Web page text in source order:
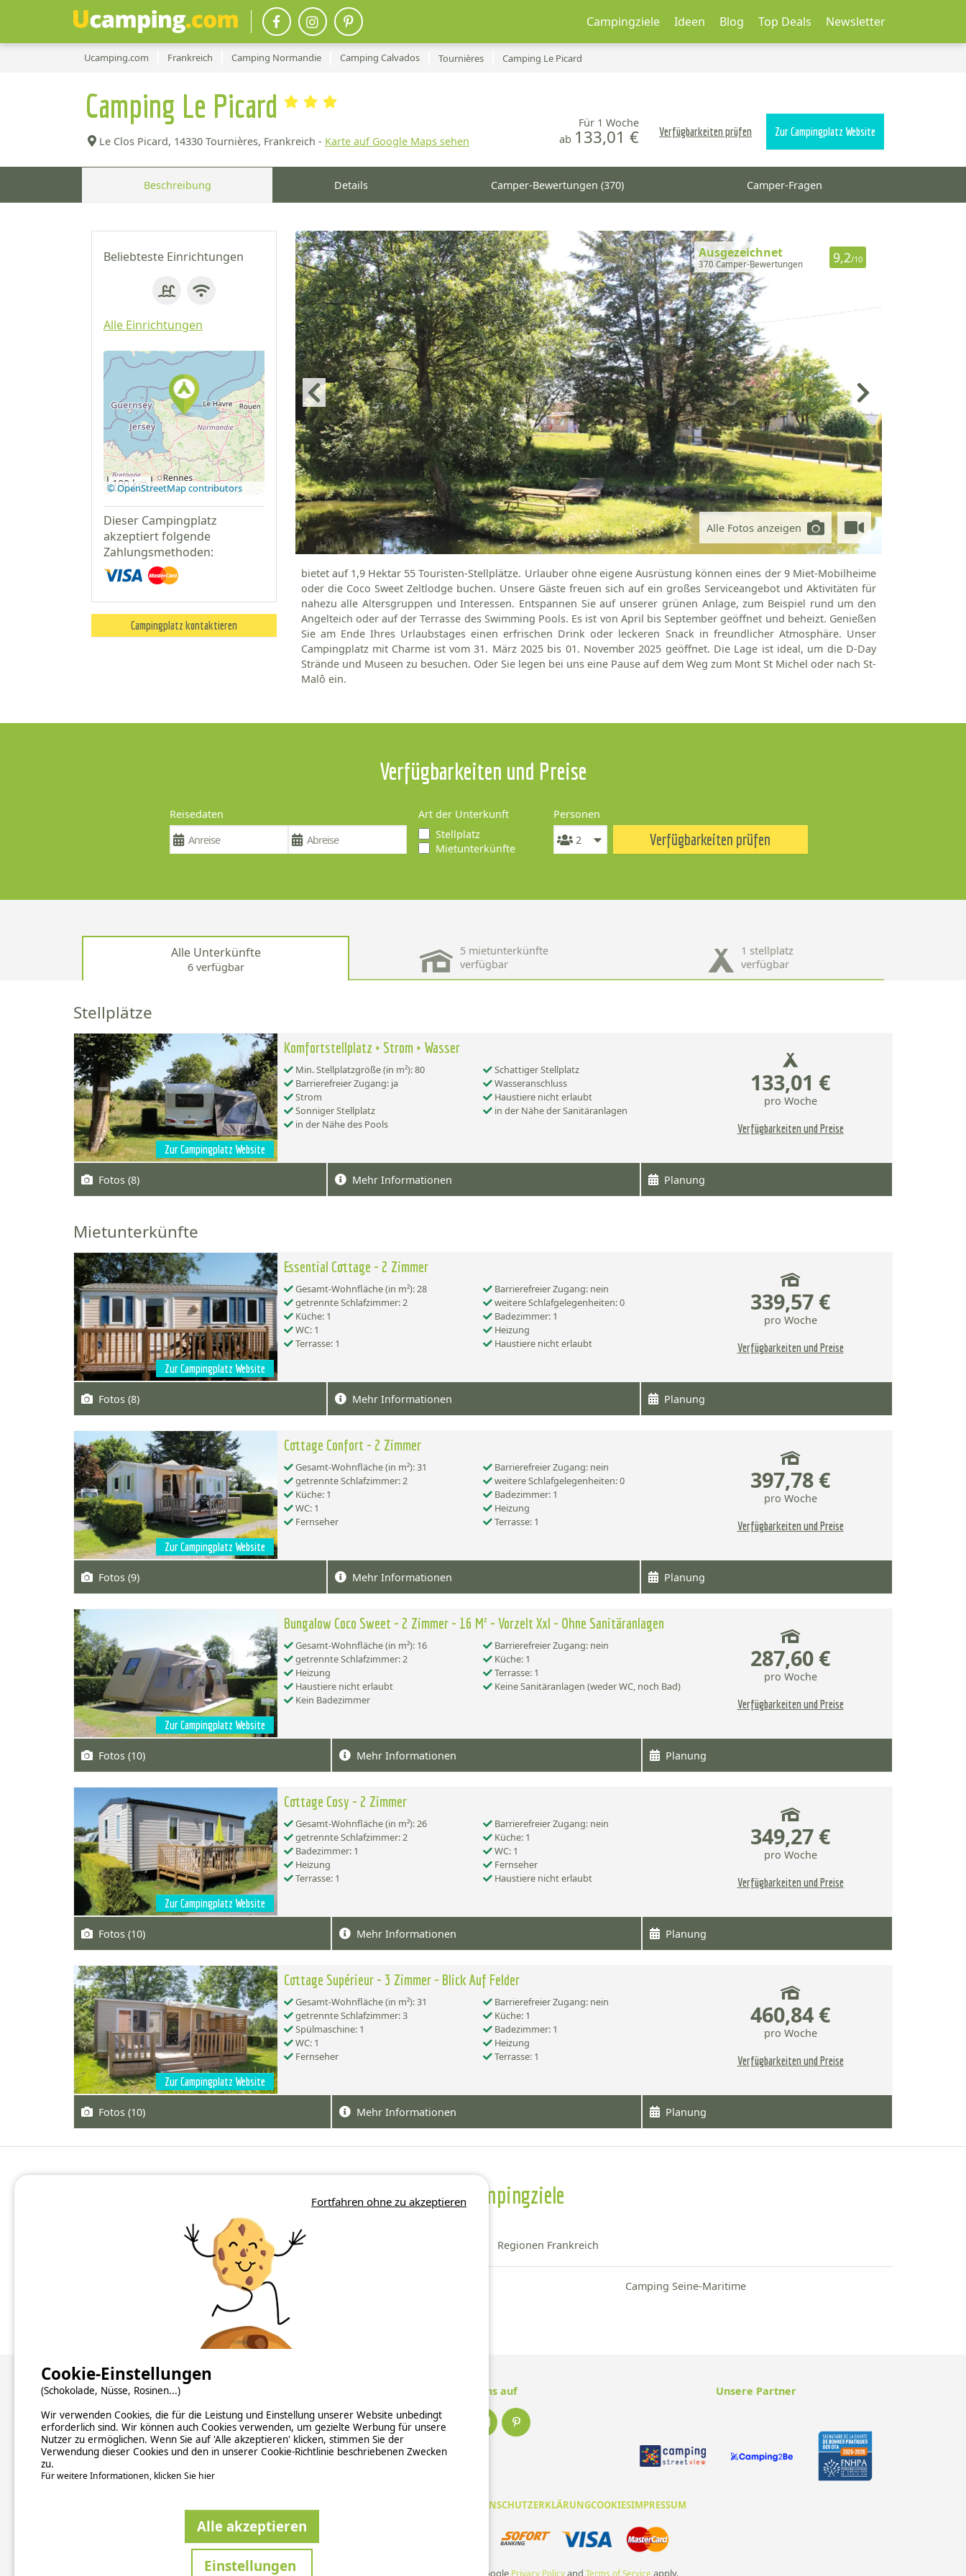
Campingziele Ideen Blog Top Deals Newsletter
Ucamping.com Frankreich Camping Normandie Camping Calvados Tournières Camping Le Picard
Camping Le Picard
Le Clos Picard, 14330 Tournières, Frankreich - Karte auf Google Maps sehen
Für 1 Woche
ab 133,01 € Verfügbarkeiten prüfen Zur Campingplatz Website
Beschreibung Details Camper-Bewertungen (370) Camper-Fragen
Beliebteste Einrichtungen
Alle Einrichtungen
Auf Google
Maps
anzeigen
100 km
© OpenStreetMap contributors
Dieser Campingplatz
akzeptiert folgende
Zahlungsmethoden:
Campingplatz kontaktieren
Alle Fotos anzeigen
Ausgezeichnet
370 Camper-Bewertungen 9,2/10
bietet auf 1,9 Hektar 55 Touristen-Stellplätze. Urlauber ohne eigene Ausrüstung können eines der 9 Miet-Mobilheime
oder die Coco Sweet Zeltlodge buchen. Unsere Gäste freuen sich auf ein großes Serviceangebot und Aktivitäten für
nahezu alle Altersgruppen und Interessen. Entspannen Sie auf unserer grünen Anlage, zum Beispiel rund um den
Angelteich oder auf der Terrasse des Swimming Pools. Es ist von April bis September geöffnet und beheizt. Genießen
Sie am Ende Ihres Urlaubstages einen erfrischen Drink oder leckeren Snack in freundlicher Atmosphäre. Unser
Campingplatz mit Charme ist vom 31. März 2025 bis 01. November 2025 geöffnet. Die Lage ist ideal, um die D-Day
Strände und Museen zu besuchen. Oder Sie legen bei uns eine Pause auf dem Weg zum Mont St Michel oder nach St-
Malô ein.
Verfügbarkeiten und Preise
Reisedaten
Art der Unterkunft
Stellplatz
Mietunterkünfte
Personen
Verfügbarkeiten prüfen
Alle Unterkünfte
6 verfügbar
5 mietunterkünfte
verfügbar
1 stellplatz
verfügbar
Stellplätze
Zur Campingplatz Website
Komfortstellplatz + Strom + Wasser
Min. Stellplatzgröße (in m²): 80
Schattiger Stellplatz
Barrierefreier Zugang: ja
Wasseranschluss
Strom
Haustiere nicht erlaubt
Sonniger Stellplatz
in der Nähe der Sanitäranlagen
in der Nähe des Pools
133,01 €
pro Woche
Verfügbarkeiten und Preise
Fotos (8) Mehr Informationen Planung
Mietunterkünfte
Zur Campingplatz Website
Essential Cottage - 2 Zimmer
Gesamt-Wohnfläche (in m²): 28
Barrierefreier Zugang: nein
getrennte Schlafzimmer: 2
weitere Schlafgelegenheiten: 0
Küche: 1
Badezimmer: 1
WC: 1
Heizung
Terrasse: 1
Haustiere nicht erlaubt
339,57 €
pro Woche
Verfügbarkeiten und Preise
Fotos (8) Mehr Informationen Planung
Zur Campingplatz Website
Cottage Confort - 2 Zimmer
Gesamt-Wohnfläche (in m²): 31
Barrierefreier Zugang: nein
getrennte Schlafzimmer: 2
weitere Schlafgelegenheiten: 0
Küche: 1
Badezimmer: 1
WC: 1
Heizung
Fernseher
Terrasse: 1
397,78 €
pro Woche
Verfügbarkeiten und Preise
Fotos (9) Mehr Informationen Planung
Zur Campingplatz Website
Bungalow Coco Sweet - 2 Zimmer - 16 M² - Vorzelt Xxl - Ohne Sanitäranlagen
Gesamt-Wohnfläche (in m²): 16
Barrierefreier Zugang: nein
getrennte Schlafzimmer: 2
Küche: 1
Heizung
Terrasse: 1
Haustiere nicht erlaubt
Keine Sanitäranlagen (weder WC, noch Bad)
Kein Badezimmer
287,60 €
pro Woche
Verfügbarkeiten und Preise
Fotos (10) Mehr Informationen Planung
Zur Campingplatz Website
Cottage Cosy - 2 Zimmer
Gesamt-Wohnfläche (in m²): 26
Barrierefreier Zugang: nein
getrennte Schlafzimmer: 2
Küche: 1
Badezimmer: 1
WC: 1
Heizung
Fernseher
Terrasse: 1
Haustiere nicht erlaubt
349,27 €
pro Woche
Verfügbarkeiten und Preise
Fotos (10) Mehr Informationen Planung
Zur Campingplatz Website
Cottage Supérieur - 3 Zimmer - Blick Auf Felder
Gesamt-Wohnfläche (in m²): 31
Barrierefreier Zugang: nein
getrennte Schlafzimmer: 3
Küche: 1
Spülmaschine: 1
Badezimmer: 1
WC: 1
Heizung
Fernseher
Terrasse: 1
460,84 €
pro Woche
Verfügbarkeiten und Preise
Fotos (10) Mehr Informationen Planung
Weitere Campingziele
Regionen Frankreich
Camping Seine-Maritime
Hintergrundinformationen
Newsletter abonnieren
Verzeichnis der Campingplätze nach Ländern
Folge uns auf Unsere Partner
DATENSCHUTZERKLÄRUNGCOOKIESIMPRESSUM
This site is protected by reCAPTCHA and the Google Privacy Policyand Terms of Service apply.
Fortfahren ohne zu akzeptieren
Cookie-Einstellungen
(Schokolade, Nüsse, Rosinen...)
Wir verwenden Cookies, die für die Leistung und Einstellung unserer Website unbedingt
erforderlich sind. Wir können auch Cookies verwenden, um gezielte Werbung für unsere
Nutzer zu ermöglichen. Wenn Sie auf 'Alle akzeptieren' klicken, stimmen Sie der
Verwendung dieser Cookies und den in unserer Cookie-Richtlinie beschriebenen Zwecken
zu.
Für weitere Informationen, klicken Sie hier
Alle akzeptieren
Einstellungen